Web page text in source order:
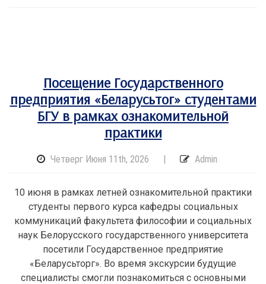
Посещение Государственного
предприятия «Беларусьтог» студентами
БГУ в рамках ознакомительной
практики
Четверг Июня 11th, 2026 | Admin
10 июня в рамках летней ознакомительной практики
студенты первого курса кафедры социальных
коммуникаций факультета философии и социальных
наук Белорусского государственного университета
посетили Государственное предприятие
«Беларусьторг». Во время экскурсии будущие
специалисты смогли познакомиться с основными